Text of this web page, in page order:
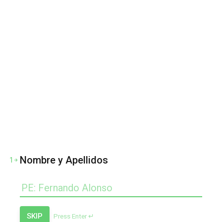
1 Nombre y Apellidos
SKIP Press Enter ↵